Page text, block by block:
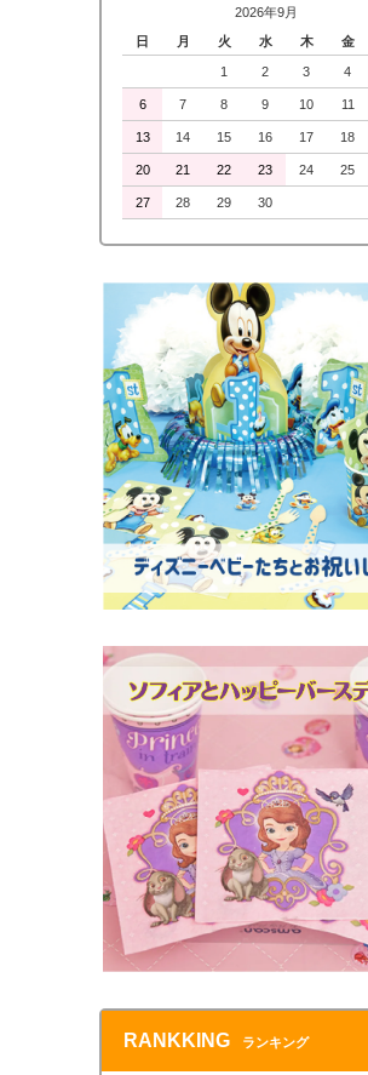
2026年9月
日
月 火 水 木 金
1 2 3 4
6 7 8 9 10 11
13 14 15 16 17 18
20 21 22 23 24 25
27 28 29 30
RANKKING ランキング